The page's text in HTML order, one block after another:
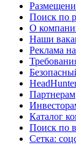
Поиск по
О
Наши
Реклама
Партнерам
Каталог
Поиск по
Сетка: